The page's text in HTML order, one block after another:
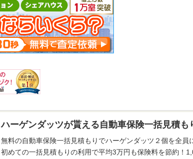
ハーゲンダッツが貰える自動車保険一括見積も
無料の自動車保険一括見積もりでハーゲンダッツ２個を全員
初めての一括見積もりの利用で平均3万円も保険料を節約！